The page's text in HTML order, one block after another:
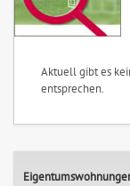
Aktuell gibt es
entsprechen.